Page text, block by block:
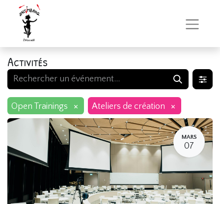
Activités
Open Trainings × Ateliers de création ×
MARS
07